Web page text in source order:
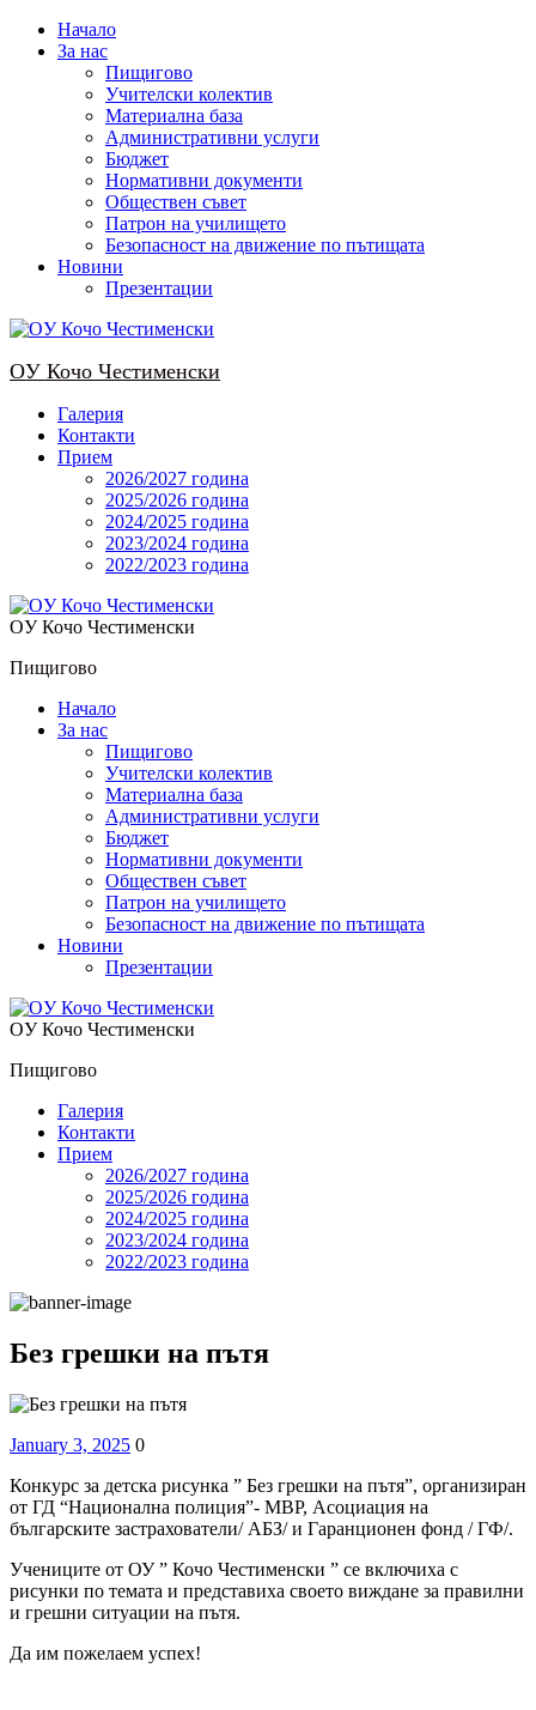
Skip
Начало
За нас
Пищигово
Учителски колектив
Материална база
Административни услуги
Бюджет
Нормативни документи
Обществен съвет
Патрон на училището
Безопасност на движение по пътищата
Новини
Презентации
OУ Кочо Чeстименски
Галерия
Контакти
Прием
2026/2027 година
2025/2026 година
2024/2025 годинa
2023/2024 година
2022/2023 година
OУ Кочо Чeстименски
Пищигово
Начало
За нас
Пищигово
Учителски колектив
Материална база
Административни услуги
Бюджет
Нормативни документи
Обществен съвет
Патрон на училището
Безопасност на движение по пътищата
Новини
Презентации
OУ Кочо Чeстименски
Пищигово
Галерия
Контакти
Прием
2026/2027 година
2025/2026 година
2024/2025 годинa
2023/2024 година
2022/2023 година
Без грешки на пътя
Posted
January 3, 2025Comments
0
Конкурс за детска рисунка ” Без грешки на пътя”, организиран
от ГД “Национална полиция”- МВР, Асоциация на
българските застрахователи/ АБЗ/ и Гаранционен фонд / ГФ/.
Учениците от ОУ ” Кочо Честименски ” се включиха с
рисунки по темата и представиха своето виждане за правилни
и грешни ситуации на пътя.
Да им пожелаем успех!